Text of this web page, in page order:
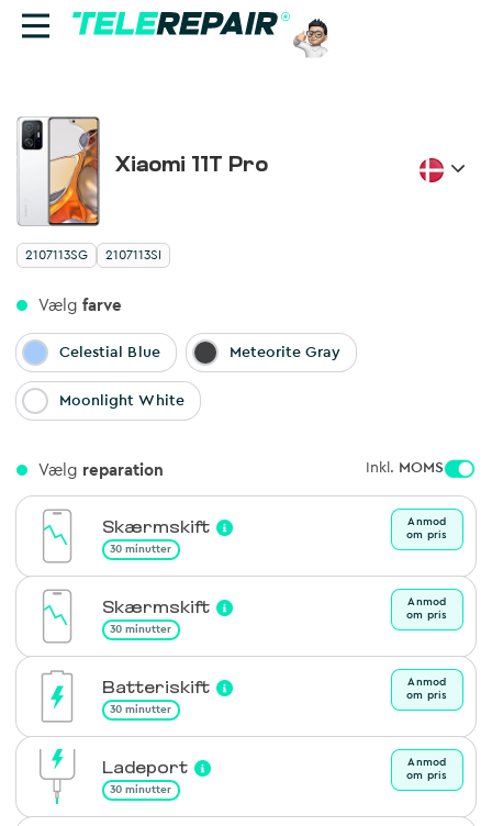
Reparation
Sælg
Find butik
Ring til os:
+45 70 60 55 90
Xiaomi 11T Pro
2107113SG 2107113SI
Vælg farve
Celestial Blue Meteorite Gray
Moonlight White
Vælg reparation Inkl. MOMS
Skærmskift
30 minutter
Anmod
om pris
Skærmskift
30 minutter
Anmod
om pris
Batteriskift
30 minutter
Anmod
om pris
Ladeport
30 minutter
Anmod
om pris